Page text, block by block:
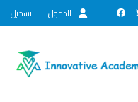
الدخول تسجيل
Toggle navigation